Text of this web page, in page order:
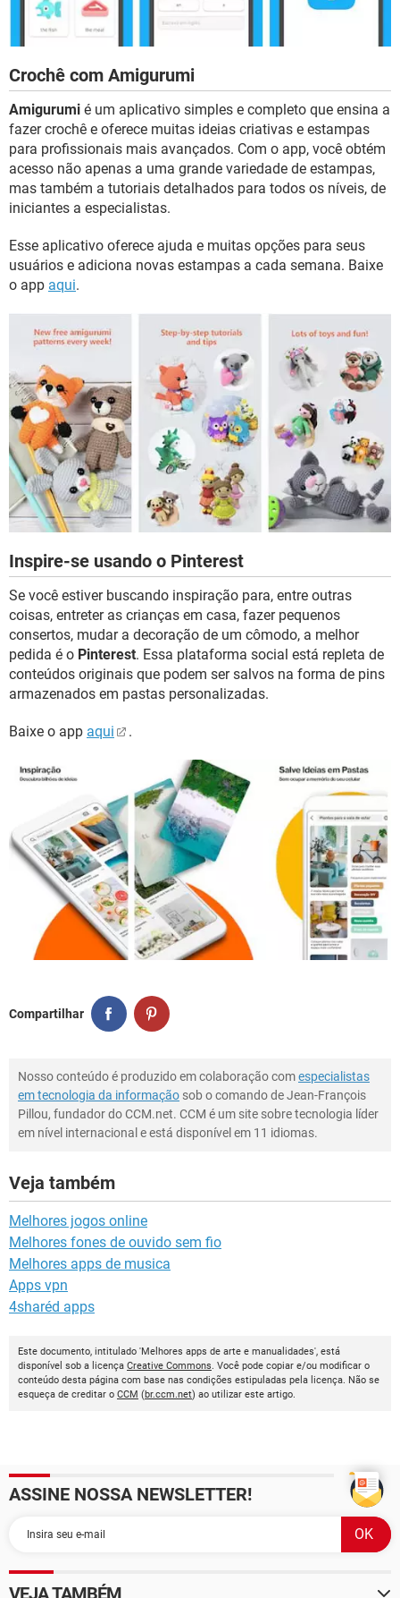
Crochê com Amigurumi
Amigurumi é um aplicativo simples e completo que ensina a
fazer crochê e oferece muitas ideias criativas e estampas
para profissionais mais avançados. Com o app, você obtém
acesso não apenas a uma grande variedade de estampas,
mas também a tutoriais detalhados para todos os níveis, de
iniciantes a especialistas.
Esse aplicativo oferece ajuda e muitas opções para seus
usuários e adiciona novas estampas a cada semana. Baixe
o app aqui.
Inspire-se usando o Pinterest
Se você estiver buscando inspiração para, entre outras
coisas, entreter as crianças em casa, fazer pequenos
consertos, mudar a decoração de um cômodo, a melhor
pedida é o Pinterest. Essa plataforma social está repleta de
conteúdos originais que podem ser salvos na forma de pins
armazenados em pastas personalizadas.
Baixe o app aqui .
Compartilhar
Nosso conteúdo é produzido em colaboração comespecialistas
em tecnologia da informação sob o comando de Jean-François
Pillou, fundador do CCM.net. CCM é um site sobre tecnologia líder
em nível internacional e está disponível em 11 idiomas.
Veja também
Melhores jogos online
Melhores fones de ouvido sem fio
Melhores apps de musica
Apps vpn
4sharéd apps
Este documento, intitulado 'Melhores apps de arte e manualidades', está
disponível sob a licença Creative Commons. Você pode copiar e/ou modificar o
conteúdo desta página com base nas condições estipuladas pela licença. Não se
esqueça de creditar o CCM (br.ccm.net) ao utilizar este artigo.
ASSINE NOSSA NEWSLETTER!